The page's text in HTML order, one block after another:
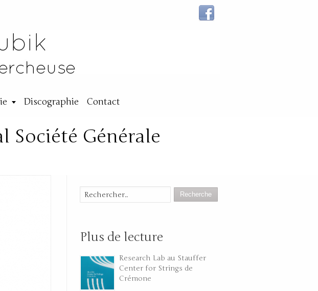
Discographie Contact
Société Générale
Recherche
Plus de lecture
Research Lab au Stauffer
Center for Strings de
Crémone